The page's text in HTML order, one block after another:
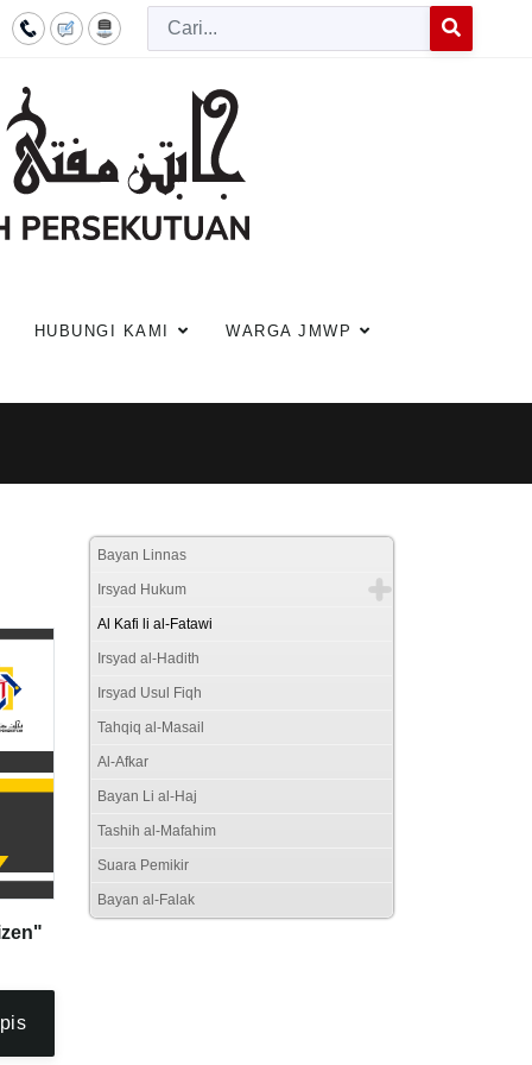
Cari
HUBUNGI KAMI WARGA JMWP
Bayan Linnas
Irsyad Hukum
Al Kafi li al-Fatawi
Irsyad al-Hadith
Irsyad Usul Fiqh
Tahqiq al-Masail
Al-Afkar
Bayan Li al-Haj
Tashih al-Mafahim
Suara Pemikir
Bayan al-Falak